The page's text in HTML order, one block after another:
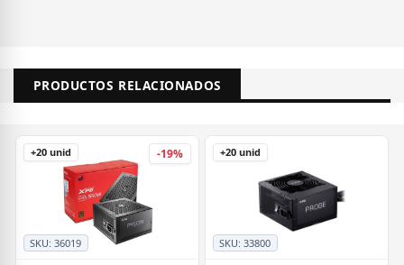
PRODUCTOS RELACIONADOS
-19%
SKU:36019
+20 unid
SKU:33800
+20 unid